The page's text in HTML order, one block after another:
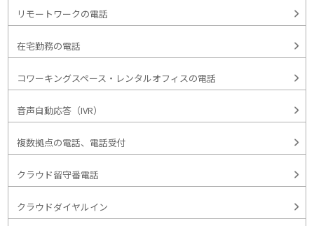
リモートワークの電話
在宅勤務の電話
コワーキングスペース・レンタルオフィスの電話
音声自動応答（IVR）
複数拠点の電話、電話受付
クラウド留守番電話
クラウドダイヤルイン